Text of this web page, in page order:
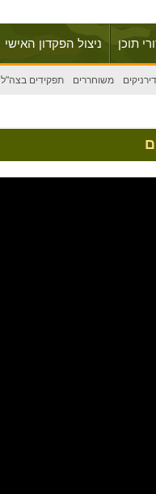
תוכן ניצול הפקדון האישי
משוחררים תפקידים בצה"ל